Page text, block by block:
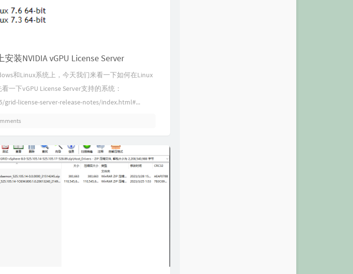
装NVIDIA vGPU License Server
和Linux系统上，今天我们来看一下如何在Linux
一下vGPU License Server支持的系统：
license-server-release-notes/index.html#...